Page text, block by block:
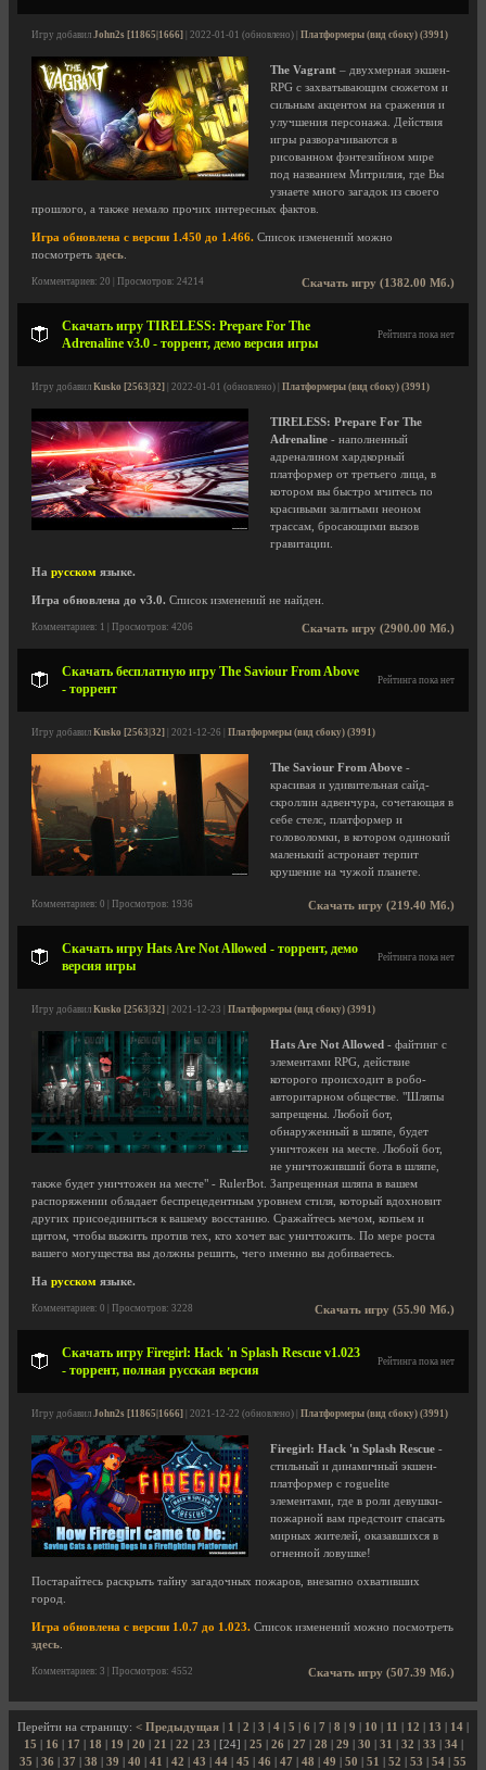
Игру добавил John2s [11865|1666] | 2022-01-01 (обновлено) | Платформеры (вид сбоку) (3991)
The Vagrant – двухмерная экшен-
RPG с захватывающим сюжетом и
сильным акцентом на сражения и
улучшения персонажа. Действия
игры разворачиваются в
рисованном фэнтезийном мире
под названием Митрилия, где Вы
узнаете много загадок из своего
прошлого, а также немало прочих интересных фактов.
Игра обновлена с версии 1.450 до 1.466. Список изменений можно
посмотреть здесь
Скачать игру (1382.00 Мб.)
Комментариев: 20 | Просмотров: 24214
Скачать игру TIRELESS: Prepare For The
Adrenaline v3.0 - торрент, демо версия игры
Рейтинга пока нет
Игру добавил Kusko [2563|32] | 2022-01-01 (обновлено) | Платформеры (вид сбоку) (3991)
TIRELESS: Prepare For The
Adrenaline - наполненный
адреналином хардкорный
платформер от третьего лица, в
котором вы быстро мчитесь по
красивыми залитыми неоном
трассам, бросающими вызов
гравитации.
На русском языке.
Игра обновлена до v3.0. Список изменений не найден.
Скачать игру (2900.00 Мб.)
Комментариев: 1 | Просмотров: 4206
Скачать бесплатную игру The Saviour From Above
- торрент
Рейтинга пока нет
Игру добавил Kusko [2563|32] | 2021-12-26 | Платформеры (вид сбоку) (3991)
The Saviour From Above -
красивая и удивительная сайд-
скроллин адвенчура, сочетающая в
себе стелс, платформер и
головоломки, в котором одинокий
маленький астронавт терпит
крушение на чужой планете.
Скачать игру (219.40 Мб.)
Комментариев: 0 | Просмотров: 1936
Скачать игру Hats Are Not Allowed - торрент, демо
версия игры
Рейтинга пока нет
Игру добавил Kusko [2563|32] | 2021-12-23 | Платформеры (вид сбоку) (3991)
Hats Are Not Allowed - файтинг с
элементами RPG, действие
которого происходит в робо-
авторитарном обществе. "Шляпы
запрещены. Любой бот,
обнаруженный в шляпе, будет
уничтожен на месте. Любой бот,
не уничтоживший бота в шляпе,
также будет уничтожен на месте" - RulerBot. Запрещенная шляпа в вашем
распоряжении обладает беспрецедентным уровнем стиля, который вдохновит
других присоединиться к вашему восстанию. Сражайтесь мечом, копьем и
щитом, чтобы выжить против тех, кто хочет вас уничтожить. По мере роста
вашего могущества вы должны решить, чего именно вы добиваетесь.
На русском языке.
Скачать игру (55.90 Мб.)
Комментариев: 0 | Просмотров: 3228
Скачать игру Firegirl: Hack 'n Splash Rescue v1.023
- торрент, полная русская версия
Рейтинга пока нет
Игру добавил John2s [11865|1666] | 2021-12-22 (обновлено) | Платформеры (вид сбоку) (3991)
Firegirl: Hack 'n Splash Rescue -
стильный и динамичный экшен-
платформер с roguelite
элементами, где в роли девушки-
пожарной вам предстоит спасать
мирных жителей, оказавшихся в
огненной ловушке!
Постарайтесь раскрыть тайну загадочных пожаров, внезапно охвативших
город.
Игра обновлена с версии 1.0.7 до 1.023. Список изменений можно посмотреть
здесь
Скачать игру (507.39 Мб.)
Комментариев: 3 | Просмотров: 4552
Перейти на страницу: < Предыдущая 1 2 3 4 5 6 7 8 9 10 11 12 13 14
15
16 17 18 19 20 21 22 23 | [24] | 25 26 27 28 29 30 31 32 33 34|
35
36 37 38 39 40 41 42 43 44 45 46 47 48 49 50 51 52 53 54 55